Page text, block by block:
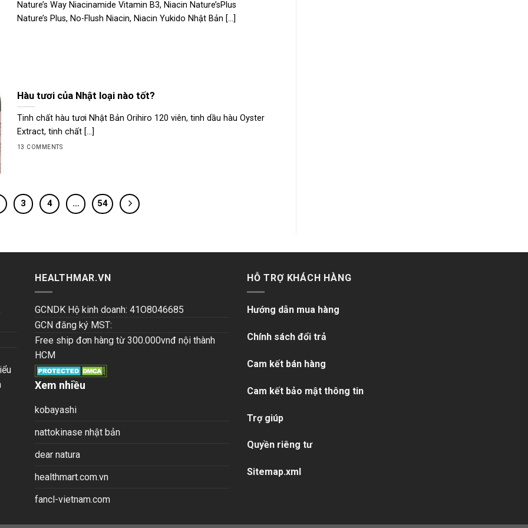
Nature’s Way Niacinamide Vitamin B3, Niacin Nature’sPlus
Nature’s Plus, No-Flush Niacin, Niacin Yukido Nhật Bản [...]
Hàu tươi của Nhật loại nào tốt?
Tinh chất hàu tươi Nhật Bản Orihiro 120 viên, tinh dầu hàu Oyster
Extract, tinh chất [...]
13 COMMENTS
3 4 … 54
HEALTHMAR.VN
GCNDK Hộ kinh doanh: 41O8046685
GCN đăng ký MST:
Free ship đơn hàng từ 300.000vnđ nội thành
HCM
Xem nhiều
kobayashi
nattokinase nhật bản
dear natura
healthmart.com.vn
fancl-vietnam.com
HỖ TRỢ KHÁCH HÀNG
Hướng dẫn mua hàng
Chính sách đổi trả
Cam kết bán hàng
Cam kết bảo mật thông tin
Trợ giúp
Quyền riêng tư
Sitemap.xml